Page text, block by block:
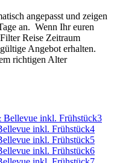
angepasst und zeigen
an. Wenn Ihr euren
Reise Zeitraum
Angebot erhalten.
richtigen Alter
inkl. Frühstück3
inkl. Frühstück4
inkl. Frühstück5
inkl. Frühstück6